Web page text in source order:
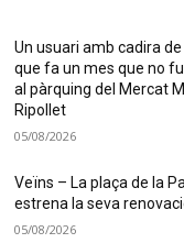
Un usuari amb cadira
que fa un mes que no
al pàrquing del Mercat
Ripollet
05/08/2026
Veïns – La plaça de la
estrena la seva
05/08/2026